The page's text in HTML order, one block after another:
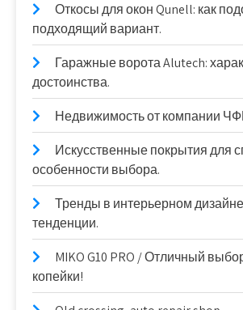
Откосы для окон Qunell: как
подходящий вариант.
Гаражные ворота Alutech:
достоинства.
Недвижимость от компании
Искусственные покрытия для
особенности выбора.
Тренды в интерьерном
тенденции.
MIKO G10 PRO / Отличный
копейки!